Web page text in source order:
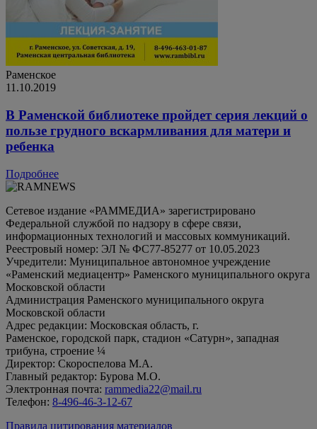
Раменское
11.10.2019
В Раменской библиотеке пройдет серия лекций о
пользе грудного вскармливания для матери и
ребенка
Подробнее
Сетевое издание «РАММЕДИА» зарегистрировано
Федеральной службой по надзору в сфере связи,
информационных технологий и массовых коммуникаций.
Реестровый номер: ЭЛ № ФС77-85277 от 10.05.2023
Учредители: Муниципальное автономное учреждение
«Раменский медиацентр» Раменского муниципального округа
Московской области
Администрация Раменского муниципального округа
Московской области
Адрес редакции: Московская область, г.
Раменское, городской парк, стадион «Сатурн», западная
трибуна, строение ¼
Директор: Скороспелова М.А.
Главный редактор: Бурова М.О.
Электронная почта: rammedia22@mail.ru
Телефон: 8-496-46-3-12-67
Правила цитирования материалов